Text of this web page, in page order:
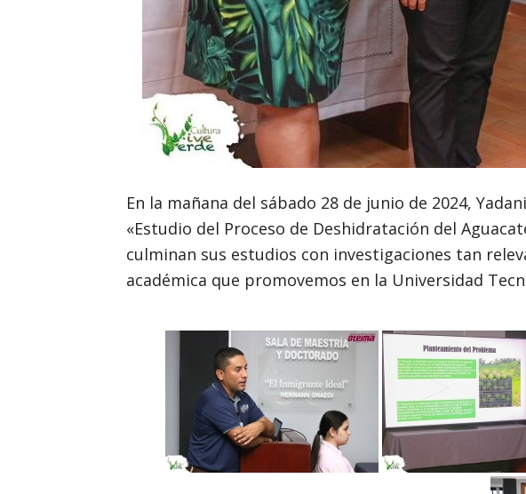
En la mañana del sábado 28 de junio de 2024,
«Estudio del Proceso de Deshidratación del
culminan sus estudios con investigaciones tan
académica que promovemos en la Universidad